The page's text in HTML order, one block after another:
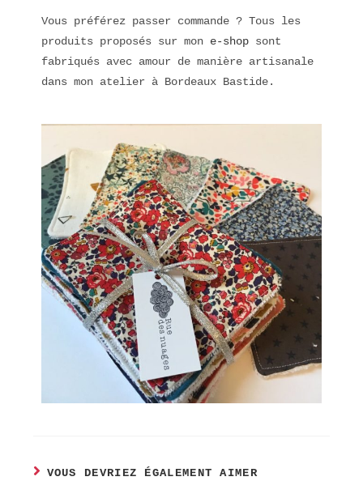
Vous préférez passer commande ? Tous les
produits proposés sur mon e-shop sont
fabriqués avec amour de manière artisanale
dans mon atelier à Bordeaux Bastide.
VOUS DEVRIEZ ÉGALEMENT AIMER